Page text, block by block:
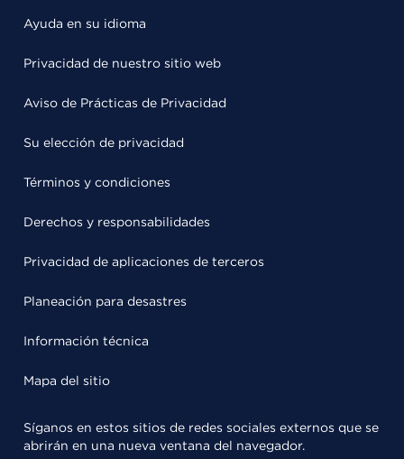
Ayuda en su idioma
Privacidad de nuestro sitio web
Aviso de Prácticas de Privacidad
Su elección de privacidad
Términos y condiciones
Derechos y responsabilidades
Privacidad de aplicaciones de terceros
Planeación para desastres
Información técnica
Mapa del sitio
Síganos en estos sitios de redes sociales externos que se
abrirán en una nueva ventana del navegador.